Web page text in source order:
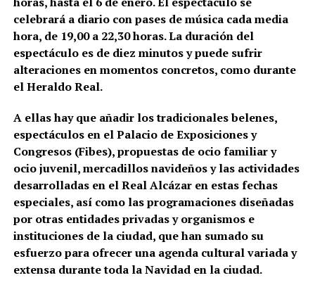
celebrará a diario con pases de música cada media
hora, de 19,00 a 22,30 horas. La duración del
espectáculo es de diez minutos y puede sufrir
alteraciones en momentos concretos, como durante
el Heraldo Real.
A ellas hay que añadir los tradicionales belenes,
espectáculos en el Palacio de Exposiciones y
Congresos (Fibes), propuestas de ocio familiar y
ocio juvenil, mercadillos navideños y las actividades
desarrolladas en el Real Alcázar en estas fechas
especiales, así como las programaciones diseñadas
por otras entidades privadas y organismos e
instituciones de la ciudad, que han sumado su
esfuerzo para ofrecer una agenda cultural variada y
extensa durante toda la Navidad en la ciudad.